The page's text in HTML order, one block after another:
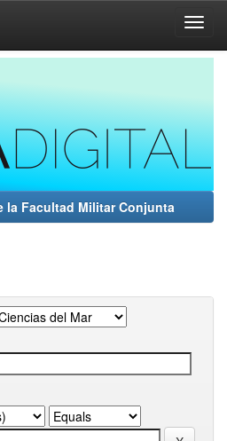
la Facultad Militar Conjunta